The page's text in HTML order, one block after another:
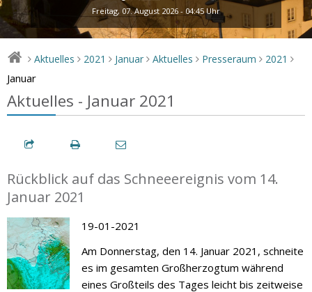
Freitag, 07. August 2026 - 04:45 Uhr
> Aktuelles > 2021 > Januar > Aktuelles > Presseraum > 2021 >
Januar
Aktuelles - Januar 2021
Rückblick auf das Schneeereignis vom 14.
Januar 2021
19-01-2021
Am Donnerstag, den 14. Januar 2021, schneite
es im gesamten Großherzogtum während
eines Großteils des Tages leicht bis zeitweise